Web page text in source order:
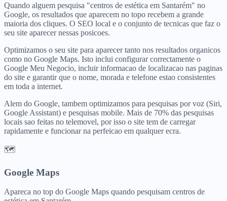
Quando alguem pesquisa "centros de estética em Santarém" no
Google, os resultados que aparecem no topo recebem a grande
maioria dos cliques. O SEO local e o conjunto de tecnicas que faz o
seu site aparecer nessas posicoes.
Optimizamos o seu site para aparecer tanto nos resultados organicos
como no Google Maps. Isto inclui configurar correctamente o
Google Meu Negocio, incluir informacao de localizacao nas paginas
do site e garantir que o nome, morada e telefone estao consistentes
em toda a internet.
Alem do Google, tambem optimizamos para pesquisas por voz (Siri,
Google Assistant) e pesquisas mobile. Mais de 70% das pesquisas
locais sao feitas no telemovel, por isso o site tem de carregar
rapidamente e funcionar na perfeicao em qualquer ecra.
🗺️
Google Maps
Apareca no top do Google Maps quando pesquisam centros de